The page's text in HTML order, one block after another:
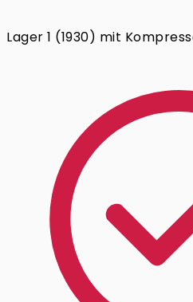
Lager 1 (1930) mit